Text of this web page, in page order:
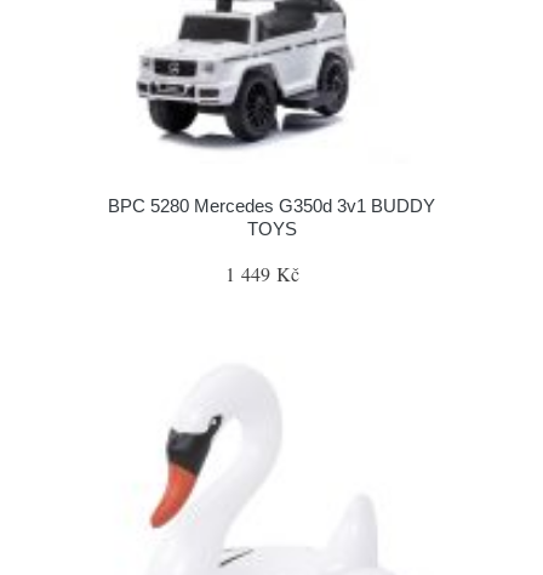
BPC 5280 Mercedes G350d 3v1 BUDDY
TOYS
1 449 Kč